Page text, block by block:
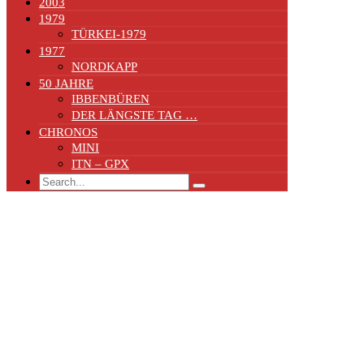
1979
TÜRKEI-1979
1977
NORDKAPP
50 JAHRE
IBBENBÜREN
DER LÄNGSTE TAG …
CHRONOS
MINI
ITN – GPX